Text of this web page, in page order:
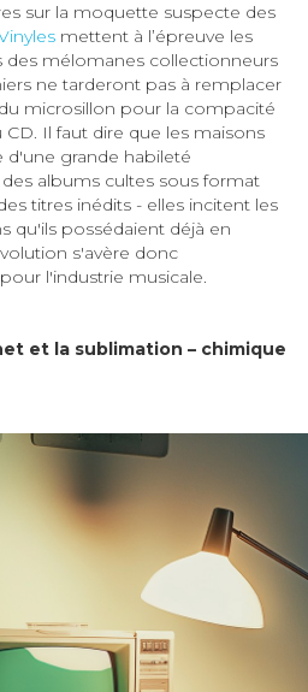
sur la moquette suspecte des
mettent à l’épreuve les
des mélomanes collectionneurs
ne tarderont pas à remplacer
microsillon pour la compacité
Il faut dire que les maisons
d'une grande habileté
albums cultes sous format
titres inédits - elles incitent les
qu'ils possédaient déjà en
s'avère donc
l'industrie musicale.
et la sublimation – chimique